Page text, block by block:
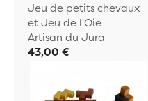
Jeu de petits chevaux
et Jeu de l'Oie
Artisan du Jura
43,00 €